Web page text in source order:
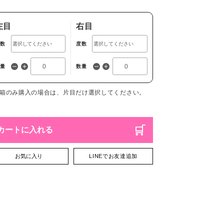
目 右目
度数
数量
のみ購入の場合は、片目だけ選択してください。
ートに入れる
お気に入り LINEでお友達追加